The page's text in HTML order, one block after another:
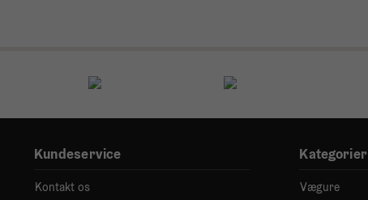
Kundeservice
Kontakt os
Kategorier
Vægure